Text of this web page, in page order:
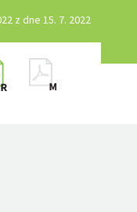
z dne 15. 7. 2022